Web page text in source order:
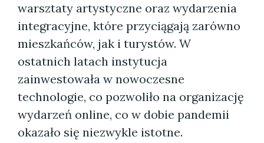
warsztaty artystyczne oraz wydarzenia
integracyjne, które przyciągają zarówno
mieszkańców, jak i turystów. W
ostatnich latach instytucja
zainwestowała w nowoczesne
technologie, co pozwoliło na organizację
wydarzeń online, co w dobie pandemii
okazało się niezwykle istotne.